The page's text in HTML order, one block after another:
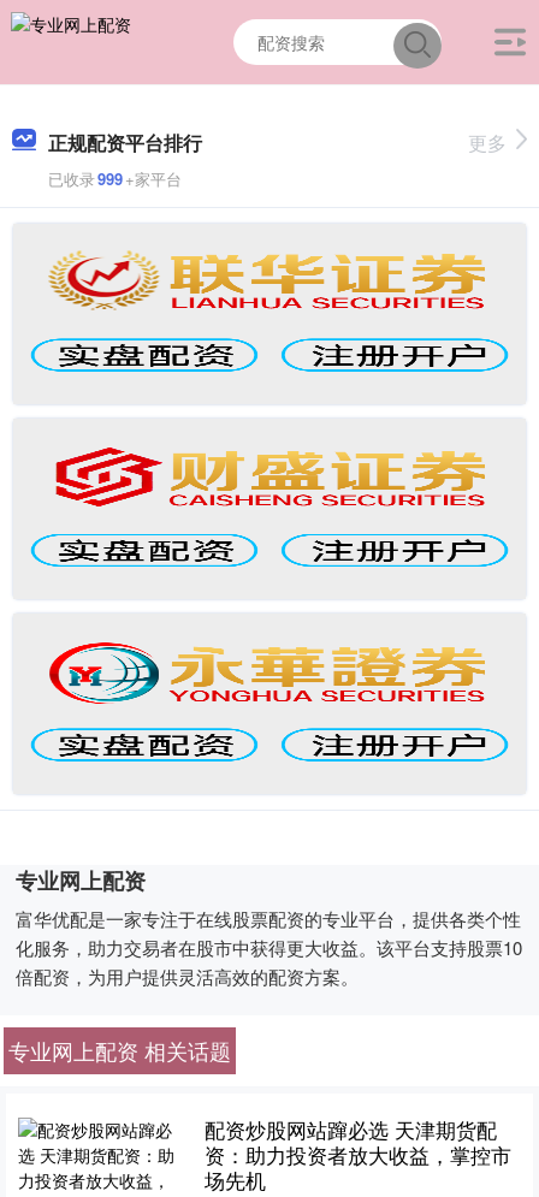
正规配资平台排行
已收录999+家平台
更多
专业网上配资
富华优配是一家专注于在线股票配资的专业平台，提供各类个性
化服务，助力交易者在股市中获得更大收益。该平台支持股票10
倍配资，为用户提供灵活高效的配资方案。
专业网上配资 相关话题
配资炒股网站蹿必选 天津期货配
资：助力投资者放大收益，掌控市
场先机